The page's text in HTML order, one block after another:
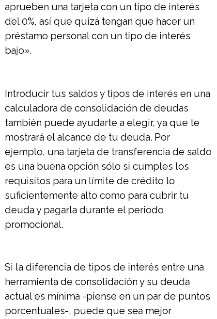
aprueben una tarjeta con un tipo de interés
del 0%, así que quizá tengan que hacer un
préstamo personal con un tipo de interés
bajo».
Introducir tus saldos y tipos de interés en una
calculadora de consolidación de deudas
también puede ayudarte a elegir, ya que te
mostrará el alcance de tu deuda. Por
ejemplo, una tarjeta de transferencia de saldo
es una buena opción sólo si cumples los
requisitos para un límite de crédito lo
suficientemente alto como para cubrir tu
deuda y pagarla durante el periodo
promocional.
Si la diferencia de tipos de interés entre una
herramienta de consolidación y su deuda
actual es mínima -piense en un par de puntos
porcentuales-, puede que sea mejor